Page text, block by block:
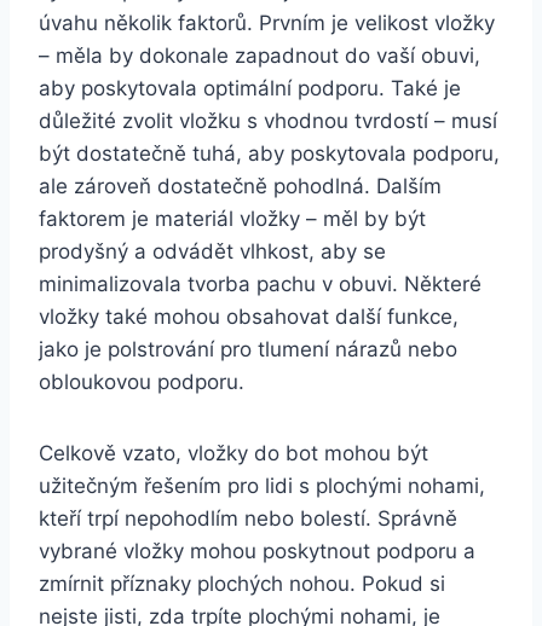
úvahu několik faktorů. Prvním je velikost vložky
– měla by dokonale zapadnout do vaší obuvi,
aby poskytovala optimální podporu. Také je
důležité zvolit vložku s vhodnou tvrdostí – musí
být dostatečně tuhá, aby poskytovala podporu,
ale zároveň dostatečně pohodlná. Dalším
faktorem je materiál vložky – měl by být
prodyšný a odvádět vlhkost, aby se
minimalizovala tvorba pachu v obuvi. Některé
vložky také mohou obsahovat další funkce,
jako je polstrování pro tlumení nárazů nebo
obloukovou podporu.
Celkově vzato, vložky do bot mohou být
užitečným řešením pro lidi s plochými nohami,
kteří trpí nepohodlím nebo bolestí. Správně
vybrané vložky mohou poskytnout podporu a
zmírnit příznaky plochých nohou. Pokud si
nejste jisti, zda trpíte plochými nohami, je